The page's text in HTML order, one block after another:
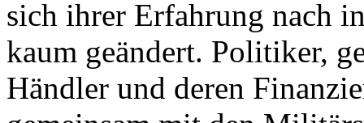
sich ihrer Erfahrung nach
kaum geändert. Politiker,
Händler und deren